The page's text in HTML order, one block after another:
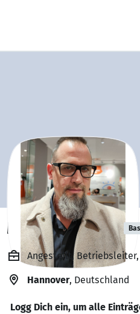
Moreno Casalli
Angestellt, Betriebsleiter,
Hannover, Deutschland
Logg Dich ein, um alle